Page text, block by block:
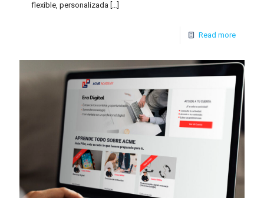
flexible, personalizada […]
Read more